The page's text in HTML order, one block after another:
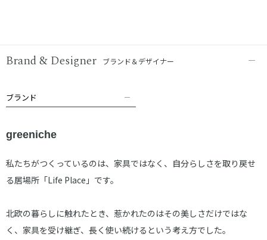
Brand & Designer ブランド＆デザイナー
ブランド
greeniche
私たちがつくっているのは、家具ではなく、自分らしさを取り戻せ
る居場所「Life Place」です。
北欧の暮らしに触れたとき、惹かれたのはその美しさだけではな
く、家具を受け継ぎ、長く使い続けるという考え方でした。